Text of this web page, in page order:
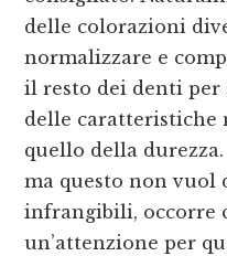
delle colorazioni
normalizzare e
il resto dei denti per
delle caratteristiche
quello della
ma questo non vuol
infrangibili, occorre
un’attenzione per